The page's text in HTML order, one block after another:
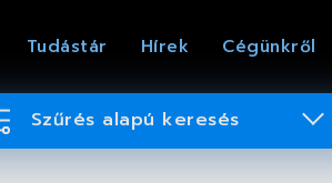
Tudástár Hírek Cégünkről
Szűrés alapú keresés